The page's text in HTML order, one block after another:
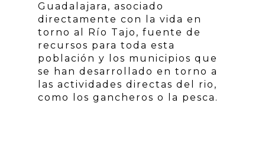
Guadalajara, asociado
directamente con la vida en
torno al Río Tajo, fuente de
recursos para toda esta
población y los municipios que
se han desarrollado en torno a
las actividades directas del rio,
como los gancheros o la pesca.